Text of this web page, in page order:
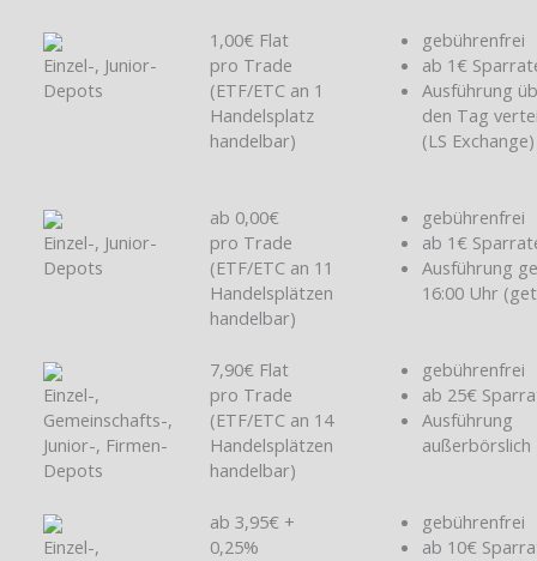
Einzel-, Junior-
Depots
1,00€ Flat
pro Trade
(ETF/ETC an 1
Handelsplatz
handelbar)
gebührenfrei
ab 1€
Ausführung
den Tag
(LS Exchange)
Einzel-, Junior-
Depots
ab 0,00€
pro Trade
(ETF/ETC an 11
Handelsplätzen
handelbar)
gebührenfrei
ab 1€
Ausführung
16:00 Uhr
Einzel-,
Gemeinschafts-,
Junior-, Firmen-
Depots
7,90€ Flat
pro Trade
(ETF/ETC an 14
Handelsplätzen
handelbar)
gebührenfrei
ab 25€
Ausführung
außerbörslich
Einzel-,
ab 3,95€ +
0,25%
gebührenfrei
ab 10€